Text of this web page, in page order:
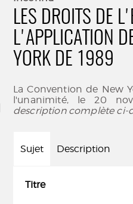
LES DROITS DE
L'APPLICATION
YORK DE 1989
La Convention de New
l'unanimité, le 20
description complète ci-
Sujet Description
Titre